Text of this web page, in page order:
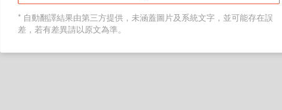
* 自動翻譯結果由第三方提供，未涵蓋圖片及系統文字，並可能存在誤
差，若有差異請以原文為準。